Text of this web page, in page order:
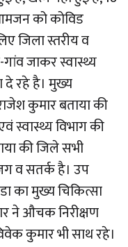
को कोविड
जिला स्तरीय व
जाकर स्वास्थ्य
दे रहे है। मुख्य
कुमार बताया की
स्वास्थ्य विभाग की
की जिले सभी
व सतर्क है। उप
का मुख्य चिकित्सा
ने औचक निरीक्षण
कुमार भी साथ रहे।